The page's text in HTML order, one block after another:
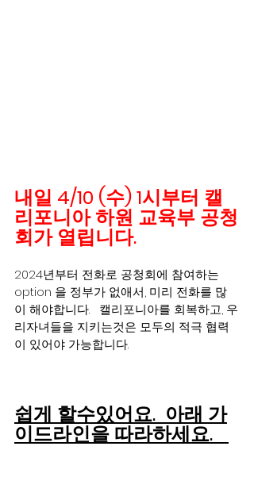
내일 4/10 (수) 1시부터 캘
리포니아 하원 교육부 공청
회가 열립니다.
2024년부터 전화로 공청회에 참여하는
option 을 정부가 없애서, 미리 전화를 많
이 해야합니다.   캘리포니아를 회복하고, 우
리자녀들을 지키는것은 모두의 적극 협력
이 있어야 가능합니다.
쉽게 할수있어요.  아래 가
이드라인을 따라하세요.